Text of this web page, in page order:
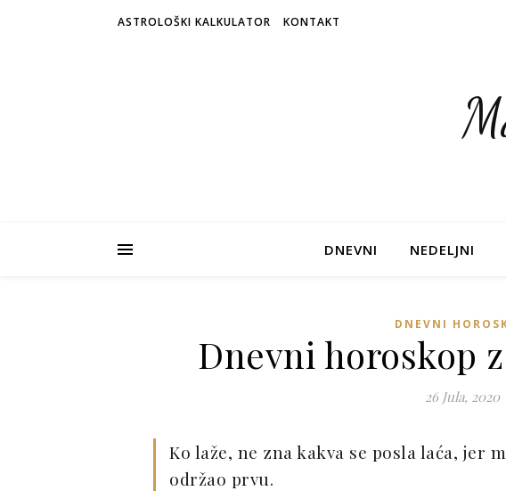
ASTROLOŠKI KALKULATOR KONTAKT
DNEVNI NEDELJNI
DNEVNI
Dnevni horoskop
26 Jula, 2020
Ko laže, ne zna kakva se posla laća, jer
održao prvu.